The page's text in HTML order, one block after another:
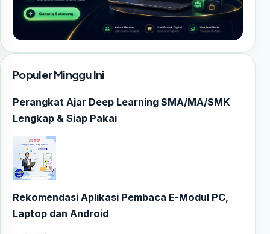
Populer Minggu Ini
Perangkat Ajar Deep Learning SMA/MA/SMK
Lengkap & Siap Pakai
Rekomendasi Aplikasi Pembaca E-Modul PC,
Laptop dan Android